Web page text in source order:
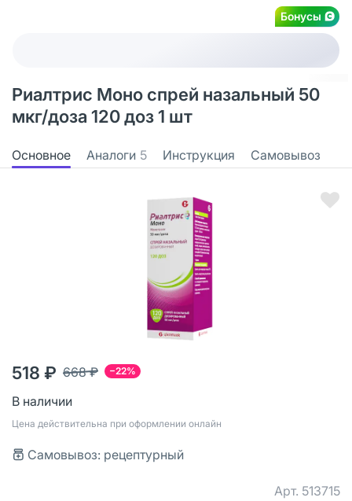
Бонусы
Риалтрис Моно спрей назальный 50
мкг/доза 120 доз 1 шт
Основное Аналоги 5 Инструкция Самовывоз
−22%
668 ₽
518 ₽
В наличии
Цена действительна при оформлении онлайн
Самовывоз: рецептурный
Арт. 513715